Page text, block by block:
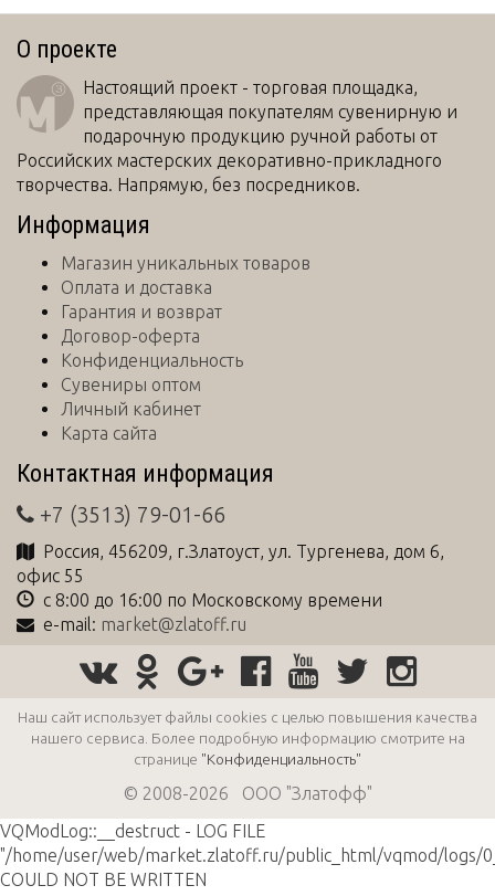
О проекте
Настоящий проект - торговая площадка,
представляющая покупателям сувенирную и
подарочную продукцию ручной работы от
Российских мастерских декоративно-прикладного
творчества. Напрямую, без посредников.
Информация
Магазин уникальных товаров
Оплата и доставка
Гарантия и возврат
Договор-оферта
Конфиденциальность
Сувениры оптом
Личный кабинет
Карта сайта
Контактная информация
+7 (3513) 79-01-66
Россия, 456209, г.Златоуст, ул. Тургенева, дом 6,
офис 55
с 8:00 до 16:00 по Московскому времени
e-mail: market@zlatoff.ru
Наш сайт использует файлы cookies с целью повышения качества
нашего сервиса. Более подробную информацию смотрите на
странице "Конфиденциальность"
© 2008-2026 ООО "Златофф"
VQModLog::__destruct - LOG FILE
"/home/user/web/market.zlatoff.ru/public_html/vqmod/logs/
COULD NOT BE WRITTEN